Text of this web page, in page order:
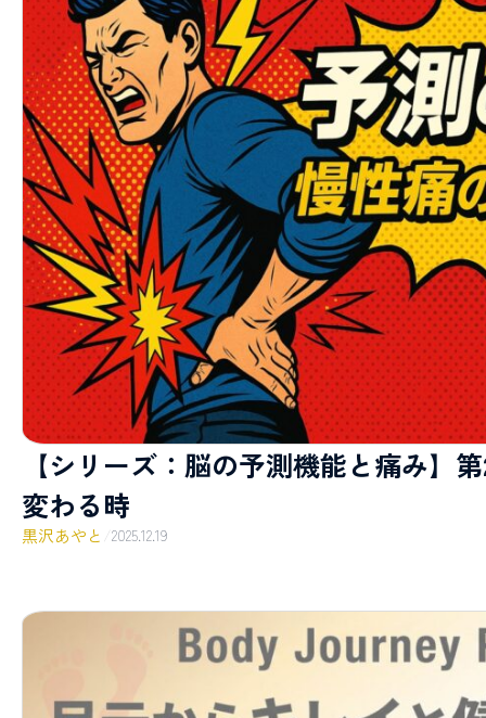
【シリーズ：脳の予測機能と痛み】
変わる時
黒沢あやと 2025.12.19